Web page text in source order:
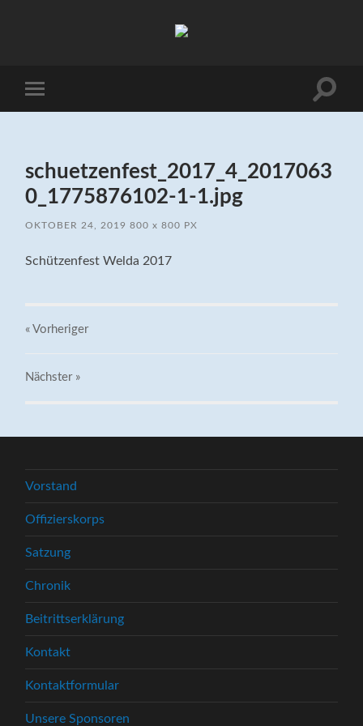
Menü
schuetzenfest_2017_4_2017063
0_1775876102-1-1.jpg
OKTOBER 24, 2019 800x 800 PX
Schützenfest Welda 2017
« Vorheriger
Nächster »
Vorstand
Offizierskorps
Satzung
Chronik
Beitrittserklärung
Kontakt
Kontaktformular
Unsere Sponsoren